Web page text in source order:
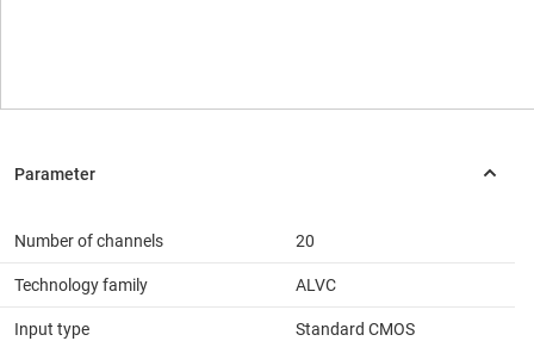
Number of channels 20
Technology family ALVC
Input type Standard CMOS